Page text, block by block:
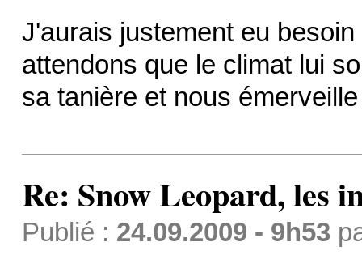
J'aurais justement eu
attendons que le climat lui
sa tanière et nous
Re: Snow Leopard, les
Publié : 24.09.2009 - 9h53